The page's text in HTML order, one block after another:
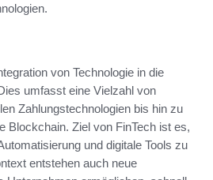
von Technologie in die
umfasst eine Vielzahl von
Zahlungstechnologien bis hin zu
Blockchain. Ziel von FinTech ist es,
und digitale Tools zu
entstehen auch neue